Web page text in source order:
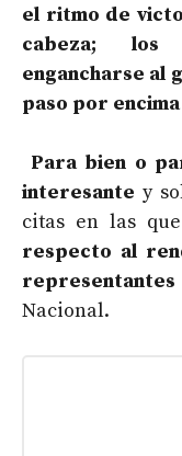
el ritmo de
cabeza; los
engancharse al
paso por
Para bien o
interesante y
citas en las
respecto al
representantes
Nacional.